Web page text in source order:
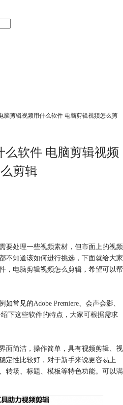
脑剪辑视频用什么软件 电脑剪辑视频怎么剪
么软件 电脑剪辑视频
剪辑
要处理一些视频素材，但市面上的视频
不知道该如何进行挑选，下面就给大家
，电脑剪辑视频怎么剪辑，希望可以帮
如常见的Adobe Premiere、会声会影、
下这些软件的特点，大家可根据需求
面简洁，操作简单，具有视频剪辑、视
定性比较好，对于新手来说更容易上
、转场、标题、模板等特色功能。可以满